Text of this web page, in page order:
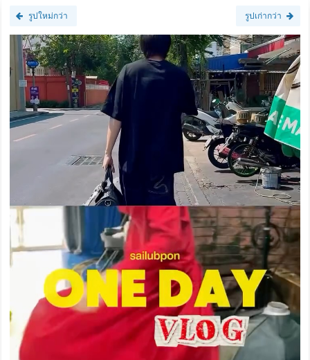
รูปใหม่กว่า รูปเก่ากว่า